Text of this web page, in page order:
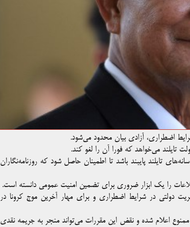
اضطراری، آزادی بیان محدود می‌شود.
تایلند پایبند باشد تا اطمینان حاصل شود که روزنامه‌نگاران
اطلاعات را یک ابزار ضروری برای تضمین امنیت عمومی دانسته است.
فرمان پادشاهی در مورد مدیریت دولتی در شرایط اضطراری و برای مهار آخرین موج کرونا در
اعلام شده و نقض این مقررات می‌تواند منجر به جریمه نقدی